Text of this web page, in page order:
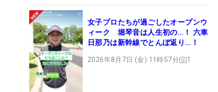
女子プロたちが過ごしたオープンウ
ィーク 堀琴音は人生初の…！ 六車
日那乃は新幹線でとんぼ返り…！
2026年8月7日 (金) 11時57分 1